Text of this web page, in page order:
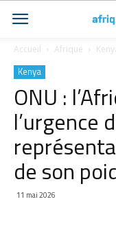
Accueil Afrique
Kenya
ONU :
l’urgence
de son
11 mai 2026